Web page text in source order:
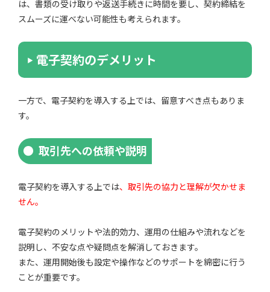
は、書類の受け取りや返送手続きに時間を要し、契約締結を
スムーズに運べない可能性も考えられます。
電子契約のデメリット
一方で、電子契約を導入する上では、留意すべき点もありま
す。
取引先への依頼や説明
電子契約を導入する上では、取引先の協力と理解が欠かせま
せん。
電子契約のメリットや法的効力、運用の仕組みや流れなどを
説明し、不安な点や疑問点を解消しておきます。
また、運用開始後も設定や操作などのサポートを綿密に行う
ことが重要です。